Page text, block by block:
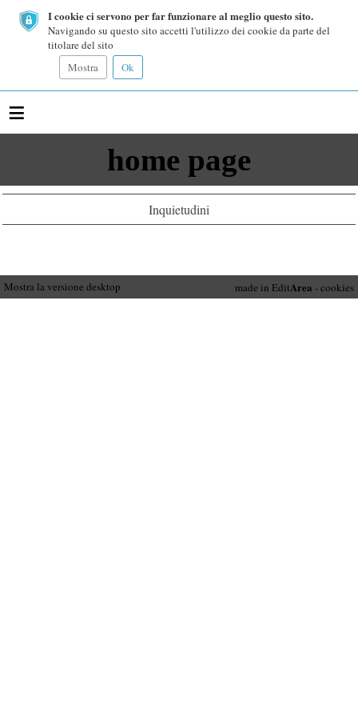
I cookie ci servono per far funzionare al meglio questo sito.
Navigando su questo sito accetti l'utilizzo dei cookie da parte del
titolare del sito
Mostra
Ok
≡
home page
Inquietudini
Mostra la versione desktop made in EditArea -cookies